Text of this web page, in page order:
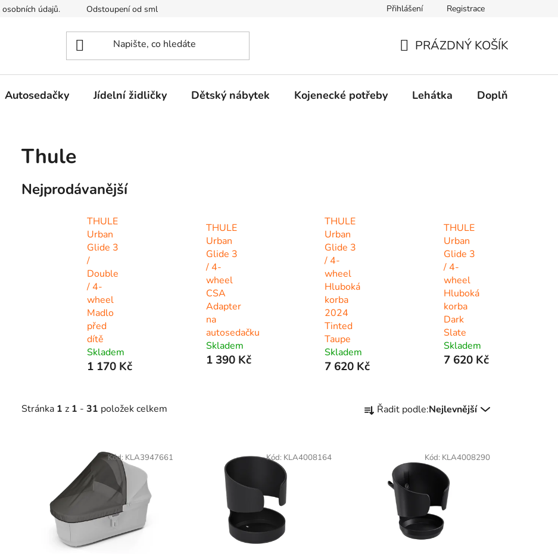
osobních údajů. Odstoupení od smlouvy Mimosoudní řešení spotřebitelských sporů. Prohlášení o použití cookies
Přihlášení Registrace
KOŠÍK
PRÁZDNÝ KOŠÍK
Autosedačky Jídelní židličky Dětský nábytek Kojenecké potřeby Lehátka Doplňky
Thule
Nejprodávanější
THULE
Urban
Glide 3
/
Double
/ 4-
wheel
Madlo
před
dítě
Skladem
1 170 Kč
THULE
Urban
Glide 3
/ 4-
wheel
CSA
Adapter
na
autosedačku
Skladem
1 390 Kč
THULE
Urban
Glide 3
/ 4-
wheel
Hluboká
korba
2024
Tinted
Taupe
Skladem
7 620 Kč
THULE
Urban
Glide 3
/ 4-
wheel
Hluboká
korba
Dark
Slate
Skladem
7 620 Kč
Stránka 1 z 1 - 31 položek celkem
a Řadit podle:Nejlevnější
Kód: KLA3947661 Kód: KLA4008164 Kód: KLA4008290